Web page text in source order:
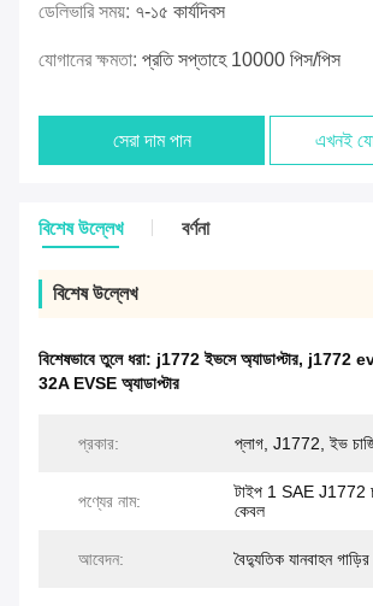
ডেলিভারি সময়: ৭-১৫ কার্যদিবস
যোগানের ক্ষমতা: প্রতি সপ্তাহে 10000 পিস/পিস
সেরা দাম পান এখনই
বিশেষ উল্লেখ বর্ণনা
বিশেষ উল্লেখ
বিশেষভাবে তুলে ধরা: j1772 ইভসে অ্যাডাপ্টার, j1772 ev
32A EVSE অ্যাডাপ্টার
প্রকার: প্লাগ, J1772, ইভ
পণ্যের নাম:
টাইপ 1 SAE J1772
কেবল
আবেদন: বৈদ্যুতিক যানবাহন গাড়ির